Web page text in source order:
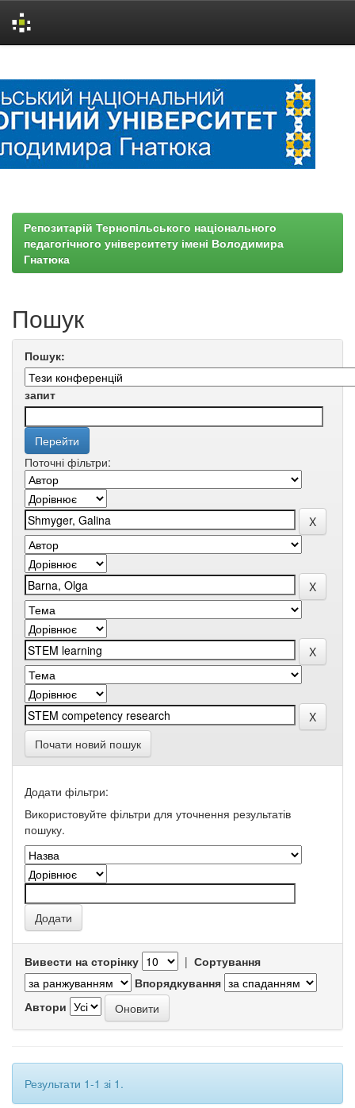
Репозитарій Тернопільського національного
педагогічного університету імені Володимира
Гнатюка
Пошук
Пошук:
запит
Поточні фільтри:
Почати новий пошук
Додати фільтри:
Використовуйте фільтри для уточнення результатів
пошуку.
Вивести на сторінку | Сортування
Впорядкування
Автори
Результати 1-1 зі 1.